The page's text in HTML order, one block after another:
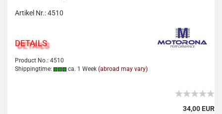
Artikel Nr.: 4510
DETAILS
Product No.: 4510
Shippingtime:
ca. 1 Week (abroad may vary)
34,00 EUR